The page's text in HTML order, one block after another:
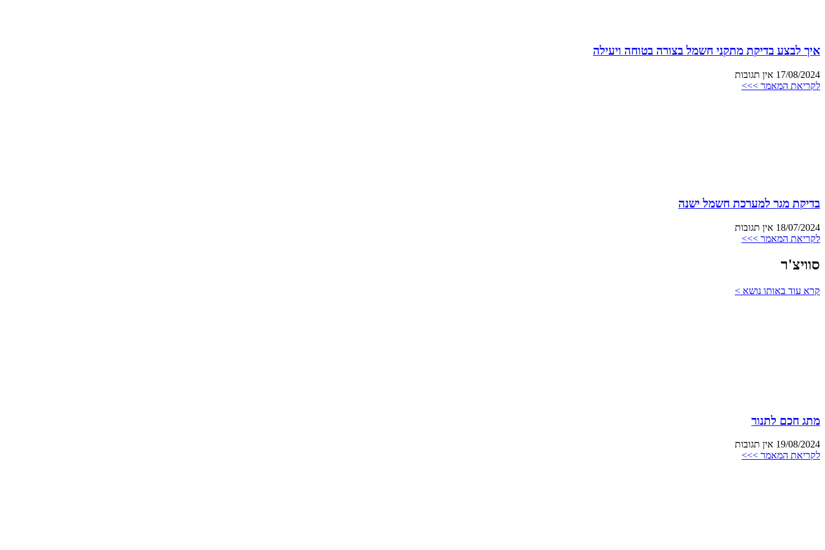
איך לבצע בדיקת מתקני חשמל בצורה בטוחה ויעילה
17/08/2024 אין תגובות
לקריאת המאמר >>>
בדיקת מגר למערכת חשמל ישנה
18/07/2024 אין תגובות
לקריאת המאמר >>>
סוויצ'ר
קרא עוד באותו נושא >
מתג חכם לתנור
19/08/2024 אין תגובות
לקריאת המאמר >>>